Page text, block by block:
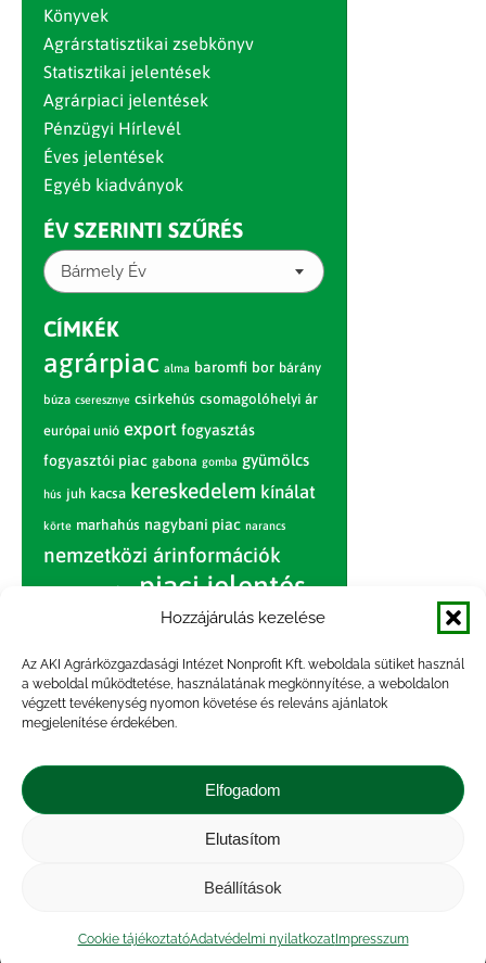
Hozzájárulás kezelése
Az AKI Agrárközgazdasági Intézet Nonprofit Kft. weboldala sütiket használ
a weboldal működtetése, használatának megkönnyítése, a weboldalon
végzett tevékenység nyomon követése és releváns ajánlatok
megjelenítése érdekében.
Elfogadom
Elutasítom
Beállítások
Cookie tájékoztatóAdatvédelmi nyilatkozatImpresszum
Könyvek
Agrárstatisztikai zsebkönyv
Statisztikai jelentések
Agrárpiaci jelentések
Pénzügyi Hírlevél
Éves jelentések
Egyéb kiadványok
ÉV SZERINTI SZŰRÉS
Bármely Év
CÍMKÉK
agrárpiac alma baromfi bor bárány
búza cseresznye csirkehús csomagolóhelyi ár
európai unió export fogyasztás
fogyasztói piac gabona gomba gyümölcs
hús juh kacsa kereskedelem kínálat
körte marhahús nagybani piac narancs
nemzetközi árinformációk
piac piaci jelentés
sertés sertéshús
szarvasmarha termelés termelői
ár tojás világpiac
vágóbárány
vágómarha vágósertés
Kapcsolat |
tájékoztató